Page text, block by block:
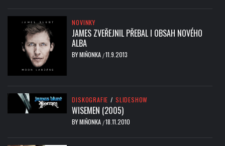
NOVINKY
JAMES ZVEŘEJNIL PŘEBAL I OBSAH NOVÉHO
ALBA
BYMIŇONKA /11.9.2013
DISKOGRAFIE / SLIDESHOW
WISEMEN (2005)
BYMIŇONKA /18.11.2010